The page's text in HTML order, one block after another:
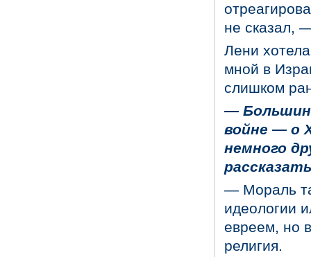
не сказал,
Лени
мной в
слишком
—
войне — о
немного
— Мораль
идеологии
евреем, но
религия.